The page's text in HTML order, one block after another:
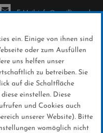
E-Mail: info@sc-willingen.de
ein. Einige von ihnen sind
oder zum Ausfüllen
uns helfen unser
zu betreiben. Sie
auf die Schaltfläche
einstellen. Diese
und Cookies auch
unserer Website). Bitte
womöglich nicht